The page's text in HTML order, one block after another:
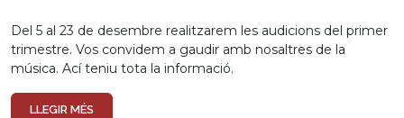
Del 5 al 23 de desembre realitzarem les audicions del primer
trimestre. Vos convidem a gaudir amb nosaltres de la
música. Ací teniu tota la informació.
LLEGIR MÉS